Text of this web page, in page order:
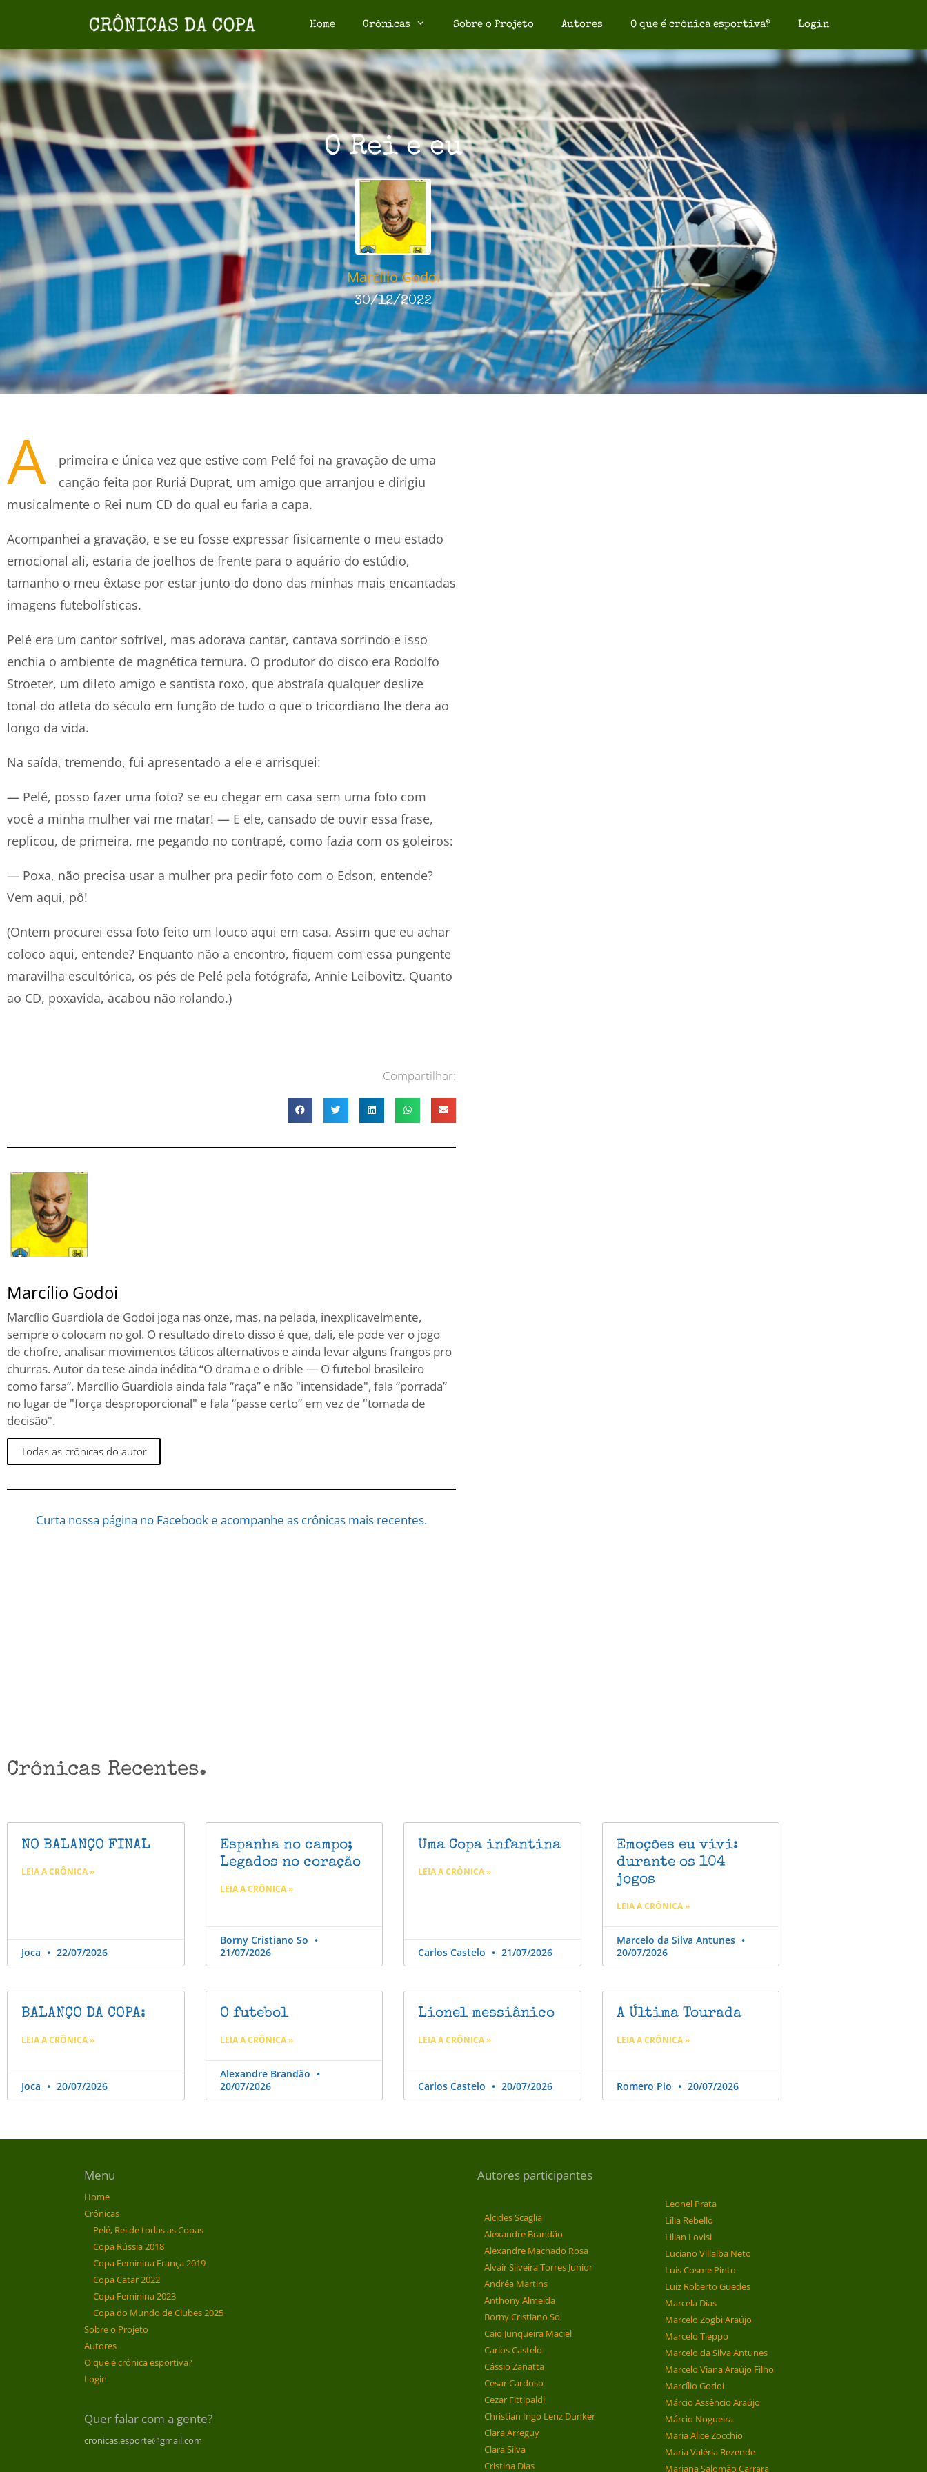
Home Crônicas Sobre o Projeto Autores O que é crônica esportiva? Login
O Rei e eu
Marcílio Godoi
30/12/2022
A
primeira e única vez que estive com Pelé foi na gravação de uma
canção feita por Ruriá Duprat, um amigo que arranjou e dirigiu
musicalmente o Rei num CD do qual eu faria a capa.
Acompanhei a gravação, e se eu fosse expressar fisicamente o meu estado
emocional ali, estaria de joelhos de frente para o aquário do estúdio,
tamanho o meu êxtase por estar junto do dono das minhas mais encantadas
imagens futebolísticas.
Pelé era um cantor sofrível, mas adorava cantar, cantava sorrindo e isso
enchia o ambiente de magnética ternura. O produtor do disco era Rodolfo
Stroeter, um dileto amigo e santista roxo, que abstraía qualquer deslize
tonal do atleta do século em função de tudo o que o tricordiano lhe dera ao
longo da vida.
Na saída, tremendo, fui apresentado a ele e arrisquei:
— Pelé, posso fazer uma foto? se eu chegar em casa sem uma foto com
você a minha mulher vai me matar! — E ele, cansado de ouvir essa frase,
replicou, de primeira, me pegando no contrapé, como fazia com os goleiros:
— Poxa, não precisa usar a mulher pra pedir foto com o Edson, entende?
Vem aqui, pô!
(Ontem procurei essa foto feito um louco aqui em casa. Assim que eu achar
coloco aqui, entende? Enquanto não a encontro, fiquem com essa pungente
maravilha escultórica, os pés de Pelé pela fotógrafa, Annie Leibovitz. Quanto
ao CD, poxavida, acabou não rolando.)
Compartilhar:
Marcílio Godoi
Marcílio Guardiola de Godoi joga nas onze, mas, na pelada, inexplicavelmente,
sempre o colocam no gol. O resultado direto disso é que, dali, ele pode ver o jogo
de chofre, analisar movimentos táticos alternativos e ainda levar alguns frangos pro
churras. Autor da tese ainda inédita “O drama e o drible — O futebol brasileiro
como farsa”. Marcílio Guardiola ainda fala “raça” e não "intensidade", fala “porrada”
no lugar de "força desproporcional" e fala “passe certo” em vez de "tomada de
decisão".
Todas as crônicas do autor
Curta nossa página no Facebook e acompanhe as crônicas mais recentes.
Crônicas Recentes.
NO BALANÇO FINAL
LEIA A CRÔNICA »
Joca 22/07/2026
Espanha no campo;
Legados no coração
LEIA A CRÔNICA »
Borny Cristiano So
21/07/2026
Uma Copa infantina
LEIA A CRÔNICA »
Carlos Castelo 21/07/2026
Emoções eu vivi:
durante os 104
jogos
LEIA A CRÔNICA »
Marcelo da Silva Antunes
20/07/2026
BALANÇO DA COPA:
LEIA A CRÔNICA »
Joca 20/07/2026
O futebol
LEIA A CRÔNICA »
Alexandre Brandão
20/07/2026
Lionel messiânico
LEIA A CRÔNICA »
Carlos Castelo 20/07/2026
A Última Tourada
LEIA A CRÔNICA »
Romero Pio 20/07/2026
Menu
Home
Crônicas
Pelé, Rei de todas as Copas
Copa Rússia 2018
Copa Feminina França 2019
Copa Catar 2022
Copa Feminina 2023
Copa do Mundo de Clubes 2025
Sobre o Projeto
Autores
O que é crônica esportiva?
Login
Quer falar com a gente?
cronicas.esporte@gmail.com
Autores participantes
Alcides Scaglia
Alexandre Brandão
Alexandre Machado Rosa
Alvair Silveira Torres Junior
Andréa Martins
Anthony Almeida
Borny Cristiano So
Caio Junqueira Maciel
Carlos Castelo
Cássio Zanatta
Cesar Cardoso
Cezar Fittipaldi
Christian Ingo Lenz Dunker
Clara Arreguy
Clara Silva
Cristina Dias
Leonel Prata
Lília Rebello
Lilian Lovisi
Luciano Villalba Neto
Luis Cosme Pinto
Luiz Roberto Guedes
Marcela Dias
Marcelo Zogbi Araújo
Marcelo Tieppo
Marcelo da Silva Antunes
Marcelo Viana Araújo Filho
Marcílio Godoi
Márcio Assêncio Araújo
Márcio Nogueira
Maria Alice Zocchio
Maria Valéria Rezende
Mariana Salomão Carrara